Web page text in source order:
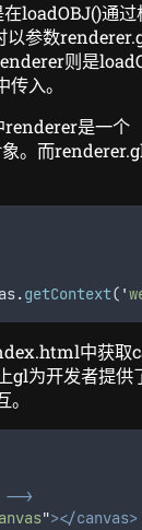
loadOBJ()通过
参数
则是
入。
renderer是一个
。而
.getContext( '
中获取
gl为开发者提供
-->
"></canvas>